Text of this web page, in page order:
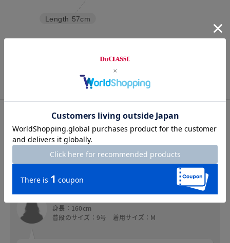
Length 57cm
L
スタッフコメント
スタッフコメント
身長：160cm
普段のサイズ：9号 着用サイズ：M